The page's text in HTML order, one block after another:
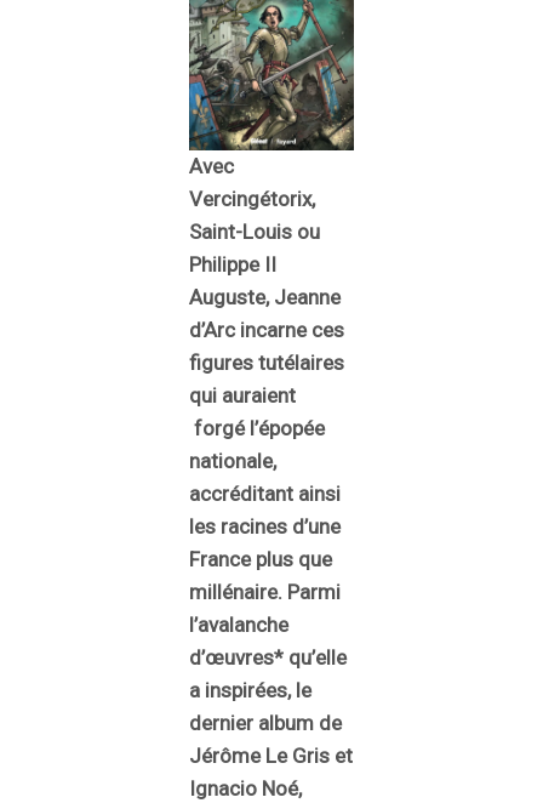
Avec
Vercingétorix,
Saint-Louis ou
Philippe II
Auguste, Jeanne
d’Arc incarne ces
figures tutélaires
qui auraient
forgé l’épopée
nationale,
accréditant ainsi
les racines d’une
France plus que
millénaire. Parmi
l’avalanche
d’œuvres* qu’elle
a inspirées, le
dernier album de
Jérôme Le Gris et
Ignacio Noé,